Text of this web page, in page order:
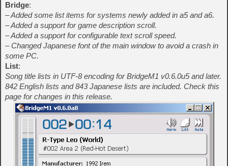
Bridge:
– Added some list items for systems newly added in a5 and a6.
– Added a support for game description scroll.
– Added a support for configurable text scroll speed.
– Changed Japanese font of the main window to avoid a crash in
some PC.
List:
Song title lists in UTF-8 encoding for BridgeM1 v0.6.0u5 and later.
842 English lists and 843 Japanese lists are included. Check this
page for changes in this release.